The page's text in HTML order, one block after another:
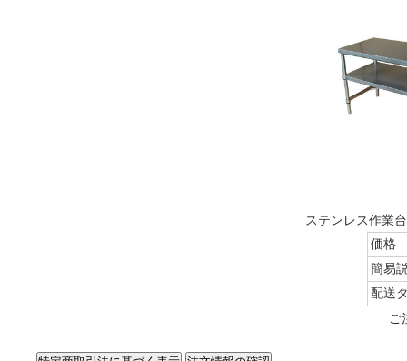
ステンレス作業
価格
簡易
配送
ご